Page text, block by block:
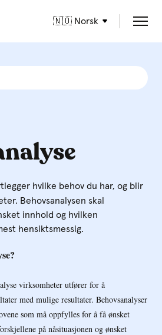
🇳🇴 Norsk
hvilke behov du har, og blir
Behovsanalysen skal
innhold og hvilken
hensiktsmessig.
virksomheter utfører for å
med mulige resultater. Behovsanalyser
som må oppfylles for å få ønsket
på nåsituasjonen og ønsket